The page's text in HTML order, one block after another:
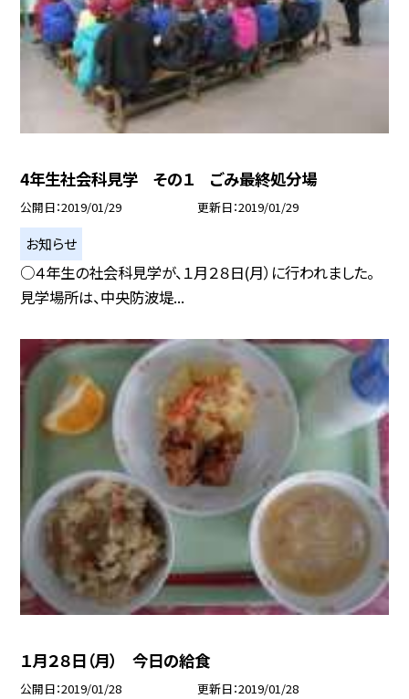
4年生社会科見学 その１ ごみ最終処分場
公開日 2019/01/29 更新日 2019/01/29
お知らせ
○４年生の社会科見学が、１月２８日(月）に行われました。
見学場所は、中央防波堤...
１月２８日（月） 今日の給食
公開日 2019/01/28 更新日 2019/01/28